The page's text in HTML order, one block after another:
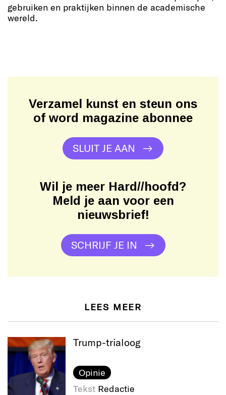
gebruiken en praktijken binnen de academische
wereld.
Verzamel kunst en steun ons
of word magazine abonnee
SLUIT JE AAN
Wil je meer Hard//hoofd?
Meld je aan voor een
nieuwsbrief!
SCHRIJF JE IN
LEES MEER
Trump-trialoog
Opinie
Tekst Redactie